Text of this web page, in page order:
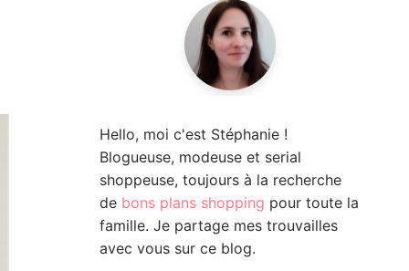
Hello, moi c'est Stéphanie !
Blogueuse, modeuse et serial
shoppeuse, toujours à la recherche
de bons plans shopping pour toute la
famille. Je partage mes trouvailles
avec vous sur ce blog.